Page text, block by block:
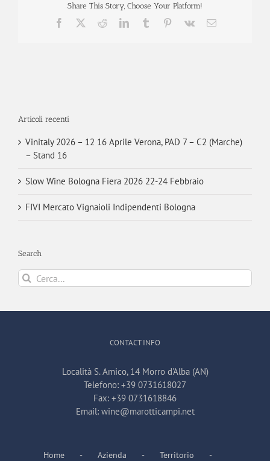
Share This Story, Choose Your Platform!
Facebook RedditLinkedInTumblr Pinterest
Vk Email
Articoli recenti
Vinitaly 2026 – 12 16 Aprile Verona, PAD 7 – C2 (Marche)
– Stand 16
Slow Wine Bologna Fiera 2026 22-24 Febbraio
FIVI Mercato Vignaioli Indipendenti Bologna
Search
Cerca
per:
CONTACT INFO
Località S. Amico, 14 Morro d'Alba (AN)
Telefono: +39 0731618027
Fax: +39 0731618846
Email: wine@marotticampi.net
Home Azienda Territorio